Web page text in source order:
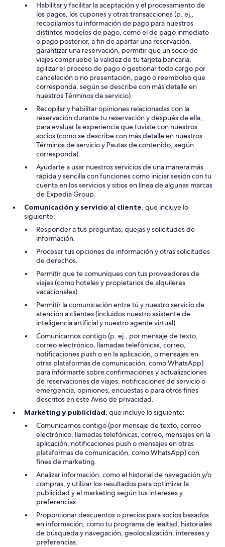
Habilitar y facilitar la aceptación y el procesamiento de
los pagos, los cupones y otras transacciones (p. ej.,
recopilamos tu información de pago para nuestros
distintos modelos de pago, como el de pago inmediato
o pago posterior, a fin de apartar una reservación,
garantizar una reservación, permitir que un socio de
viajes compruebe la validez de tu tarjeta bancaria,
agilizar el proceso de pago o gestionar todo cargo por
cancelación o no presentación, pago o reembolso que
corresponda, según se describe con más detalle en
nuestros Términos de servicio).
Recopilar y habilitar opiniones relacionadas con la
reservación durante tu reservación y después de ella,
para evaluar la experiencia que tuviste con nuestros
socios (como se describe con más detalle en nuestros
Términos de servicio y Pautas de contenido, según
corresponda).
Ayudarte a usar nuestros servicios de una manera más
rápida y sencilla con funciones como iniciar sesión con tu
cuenta en los servicios y sitios en línea de algunas marcas
de Expedia Group.
Comunicación y servicio al cliente, que incluye lo
siguiente:
Responder a tus preguntas, quejas y solicitudes de
información.
Procesar tus opciones de información y otras solicitudes
de derechos.
Permitir que te comuniques con tus proveedores de
viajes (como hoteles y propietarios de alquileres
vacacionales).
Permitir la comunicación entre tú y nuestro servicio de
atención a clientes (incluidos nuestro asistente de
inteligencia artificial y nuestro agente virtual).
Comunicarnos contigo (p. ej., por mensaje de texto,
correo electrónico, llamadas telefónicas, correo,
notificaciones push o en la aplicación, o mensajes en
otras plataformas de comunicación, como WhatsApp)
para informarte sobre confirmaciones y actualizaciones
de reservaciones de viajes, notificaciones de servicio o
emergencia, opiniones, encuestas o para otros fines
descritos en este Aviso de privacidad.
Marketing y publicidad, que incluye lo siguiente:
Comunicarnos contigo (por mensaje de texto, correo
electrónico, llamadas telefónicas, correo, mensajes en la
aplicación, notificaciones push o mensajes en otras
plataformas de comunicación, como WhatsApp) con
fines de marketing.
Analizar información, como el historial de navegación y/o
compras, y utilizar los resultados para optimizar la
publicidad y el marketing según tus intereses y
preferencias.
Proporcionar descuentos o precios para socios basados
en información, como tu programa de lealtad, historiales
de búsqueda y navegación, geolocalización, intereses y
preferencias.